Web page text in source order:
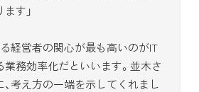
す」
経営者の関心が最も高いのがIT
務効率化だといいます。並木さ
考え方の一端を示してくれまし